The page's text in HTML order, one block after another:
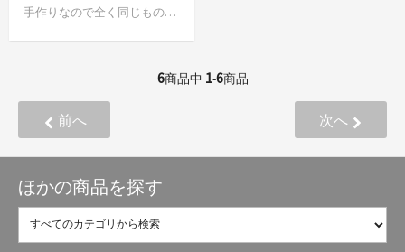
手作りなので全く同じものはありません
6商品中 1-6商品
前へ 次へ
ほかの商品を探す